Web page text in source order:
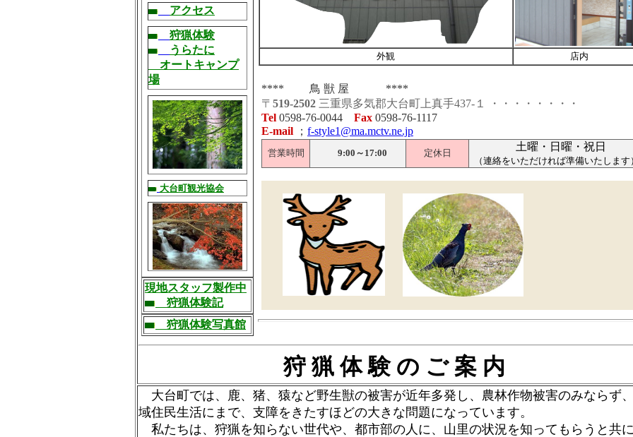
アクセス
狩猟体験
うらたに
オートキャンプ
場
大台町観光協会
現地スタッフ製作中
狩猟体験記
狩猟体験写真館
外観 店内
**** 鳥 獣 屋
****
〒 519-2502 三重県多気郡大台町上真手437-１ ・・・・・・・・
Tel 0598-76-0044 Fax 0598-76-1117
E-mail ； f-style1@ma.mctv.ne.jp
営業時間 9:00～17:00 定休日
土曜・日曜・祝日
（連絡をいただければ準備いたします
狩 猟 体 験 の ご 案 内
大台町では、鹿、猪、猿など野生獣の被害が近年多発し、農林作物被害のみならず
域住民生活にまで、支障をきたすほどの大きな問題になっています。
私たちは、狩猟を知らない世代や、都市部の人に、山里の状況を知ってもらうと共